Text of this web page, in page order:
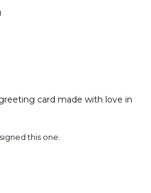
card made with love in
this one.